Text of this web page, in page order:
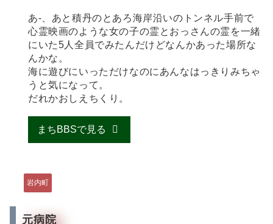
あ-、あと積丹のとあろ海岸沿いのトンネル手前で
心霊映画のような女の子の霊とおっさんの霊を一緒
にいた5人全員でみたんだけどなんかあった場所な
んかな。
海に遊びにいっただけなのにあんなはっきりみちゃ
うと気になって。
だれかおしえちくり。
まちBBSで見る
岩内町
元病院